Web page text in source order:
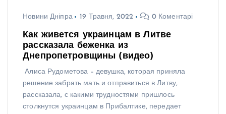
Новини Дніпра 19 Травня, 2022 0 Коментарі
Как живется украинцам в Литве
рассказала беженка из
Днепропетровщины (видео)
Алиса Рудометова – девушка, которая приняла
решение забрать мать и отправиться в Литву,
рассказала, с какими трудностями пришлось
столкнутся украинцам в Прибалтике, передает